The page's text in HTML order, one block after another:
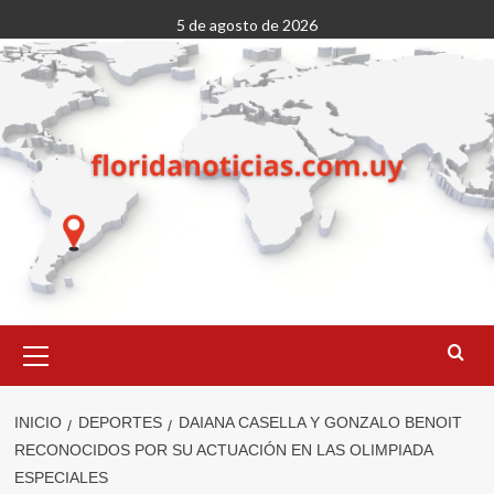
al
contenido
5 de agosto de 2026
primario
INICIO DEPORTES
DAIANA CASELLA Y GONZALO BENOIT
RECONOCIDOS POR SU ACTUACIÓN EN LAS OLIMPIADA
ESPECIALES